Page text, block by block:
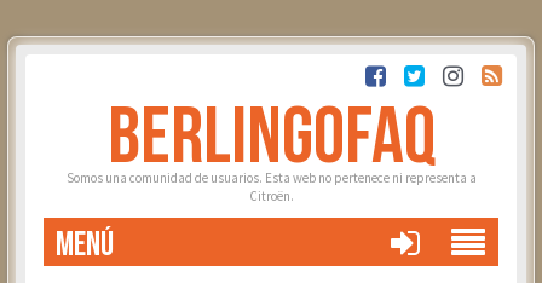
BERLINGOFAQ
Somos una comunidad de usuarios. Esta web no pertenece ni representa a
Citroën.
MENÚ